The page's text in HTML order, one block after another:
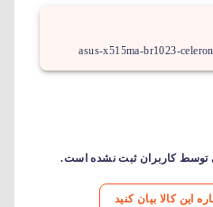
asus-x515ma-br1023-
توسط کاربران ثبت نشده است.
این کالا بیان کنید